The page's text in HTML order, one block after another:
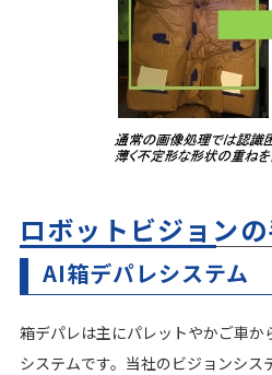
ロボットビジョン
AI箱デパレシステム
箱デパレは主にパレットやかご車か
システムです。当社のビジョンシ